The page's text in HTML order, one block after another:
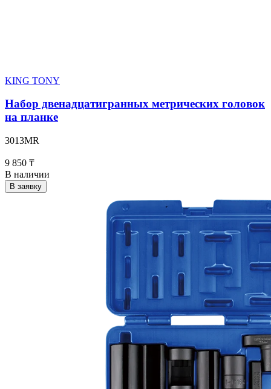
KING TONY
Набор двенадцатигранных метрических головок
на планке
3013MR
9 850 ₸
В наличии
В заявку